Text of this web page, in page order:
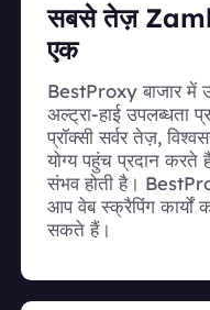
सबसे तेज़
एक
BestProxy बाजार में
अल्ट्रा-हाई उपलब्धता
प्रॉक्सी सर्वर तेज़,
योग्य पहुंच प्रदान करते
संभव होती है।
आप वेब स्क्रैपिंग
सकते हैं।